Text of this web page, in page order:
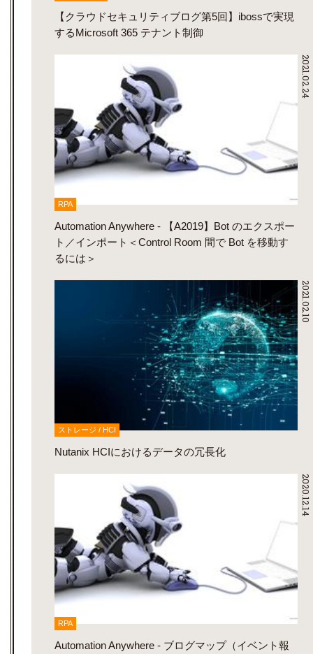
【クラウドセキュリティブログ第5回】ibossで実現
するMicrosoft 365 テナント制御
2021.02.24
RPA
Automation Anywhere - 【A2019】Bot のエクスポー
ト／インポート＜Control Room 間で Bot を移動す
るには＞
2021.02.10
ストレージ / HCI
Nutanix HCIにおけるデータの冗長化
2020.12.14
RPA
Automation Anywhere - ブログマップ（イベント報